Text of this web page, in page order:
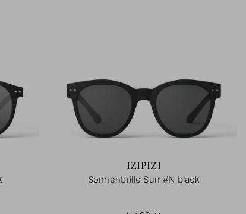
IZIPIZI
Sonnenbrille Sun #N black